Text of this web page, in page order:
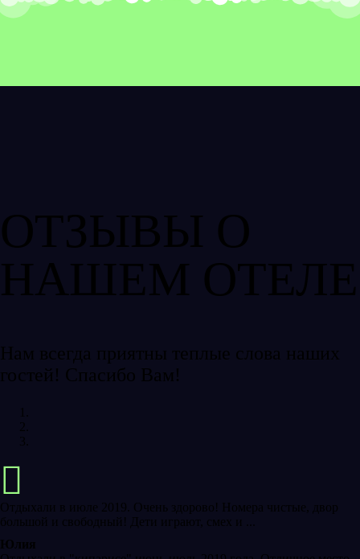
ОТЗЫВЫ О
НАШЕМ ОТЕЛЕ
Нам всегда приятны теплые слова наших
гостей! Спасибо Вам!
Отдыхали в июле 2019. Очень здорово! Номера чистые, двор
большой и свободный! Дети играют, смех и ...
Юлия